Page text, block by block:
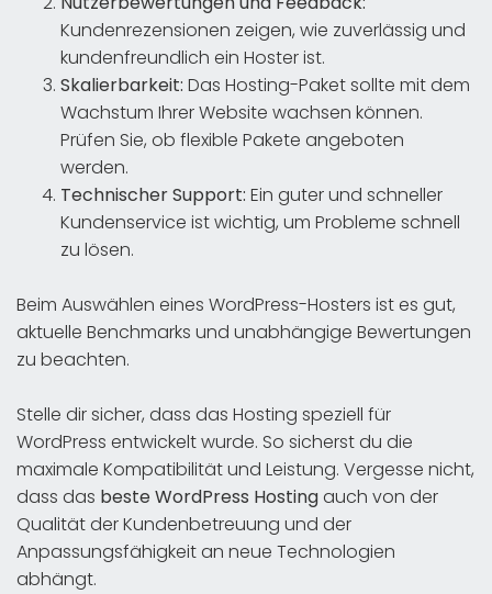
Kundenrezensionen zeigen, wie zuverlässig und
kundenfreundlich ein Hoster ist.
Skalierbarkeit: Das Hosting-Paket sollte mit dem
Wachstum Ihrer Website wachsen können.
Prüfen Sie, ob flexible Pakete angeboten
werden.
Technischer Support: Ein guter und schneller
Kundenservice ist wichtig, um Probleme schnell
zu lösen.
Beim Auswählen eines WordPress-Hosters ist es gut,
aktuelle Benchmarks und unabhängige Bewertungen
zu beachten.
Stelle dir sicher, dass das Hosting speziell für
WordPress entwickelt wurde. So sicherst du die
maximale Kompatibilität und Leistung. Vergesse nicht,
dass das beste WordPress Hostingauch von der
Qualität der Kundenbetreuung und der
Anpassungsfähigkeit an neue Technologien
abhängt.